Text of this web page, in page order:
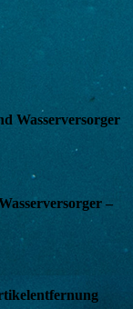
Wasserversorger
–